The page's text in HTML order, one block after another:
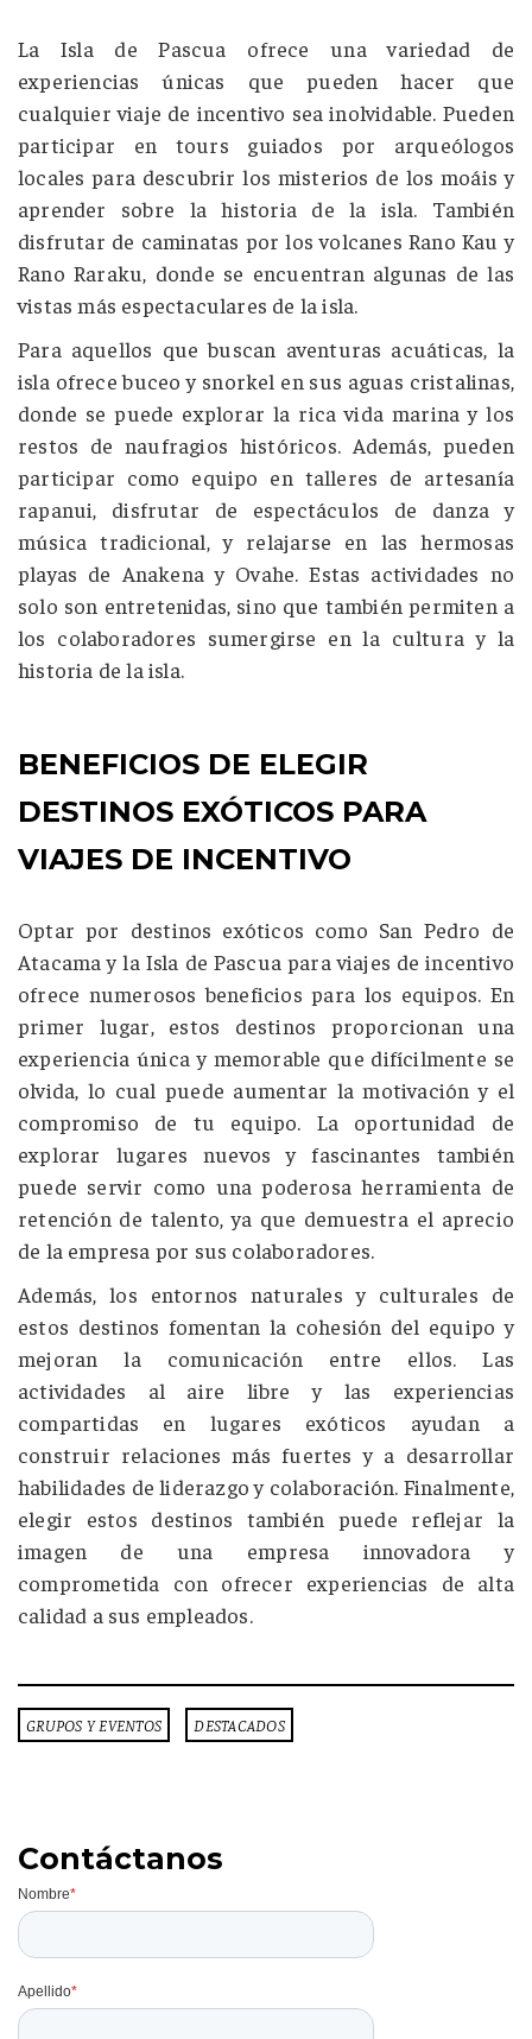
La Isla de Pascua ofrece una variedad de
experiencias únicas que pueden hacer que
cualquier viaje de incentivo sea inolvidable. Pueden
participar en tours guiados por arqueólogos
locales para descubrir los misterios de los moáis y
aprender sobre la historia de la isla. También
disfrutar de caminatas por los volcanes Rano Kau y
Rano Raraku, donde se encuentran algunas de las
vistas más espectaculares de la isla.
Para aquellos que buscan aventuras acuáticas, la
isla ofrece buceo y snorkel en sus aguas cristalinas,
donde se puede explorar la rica vida marina y los
restos de naufragios históricos. Además, pueden
participar como equipo en talleres de artesanía
rapanui, disfrutar de espectáculos de danza y
música tradicional, y relajarse en las hermosas
playas de Anakena y Ovahe. Estas actividades no
solo son entretenidas, sino que también permiten a
los colaboradores sumergirse en la cultura y la
historia de la isla.
BENEFICIOS DE ELEGIR
DESTINOS EXÓTICOS PARA
VIAJES DE INCENTIVO
Optar por destinos exóticos como San Pedro de
Atacama y la Isla de Pascua para viajes de incentivo
ofrece numerosos beneficios para los equipos. En
primer lugar, estos destinos proporcionan una
experiencia única y memorable que difícilmente se
olvida, lo cual puede aumentar la motivación y el
compromiso de tu equipo. La oportunidad de
explorar lugares nuevos y fascinantes también
puede servir como una poderosa herramienta de
retención de talento, ya que demuestra el aprecio
de la empresa por sus colaboradores.
Además, los entornos naturales y culturales de
estos destinos fomentan la cohesión del equipo y
mejoran la comunicación entre ellos. Las
actividades al aire libre y las experiencias
compartidas en lugares exóticos ayudan a
construir relaciones más fuertes y a desarrollar
habilidades de liderazgo y colaboración. Finalmente,
elegir estos destinos también puede reflejar la
imagen de una empresa innovadora y
comprometida con ofrecer experiencias de alta
calidad a sus empleados.
GRUPOS Y EVENTOS DESTACADOS
Contáctanos
Temas